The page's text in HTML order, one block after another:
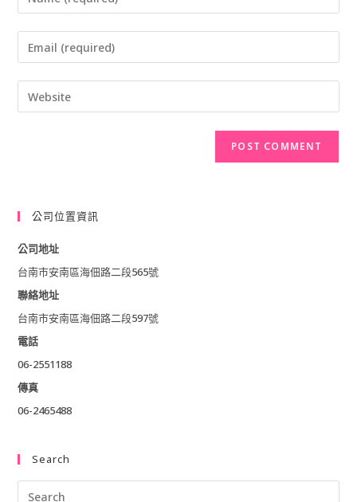
your
name
or
username
Enter
your
email
Enter
your
公司位置資訊
公司地址
台南市安南區海佃路二段565號
聯絡地址
台南市安南區海佃路二段597號
電話
06-2551188
傳真
06-2465488
Search